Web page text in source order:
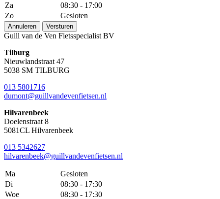
Za
08:30 - 17:00
Zo
Gesloten
Annuleren Versturen
Guill van de Ven Fietsspecialist BV
Tilburg
Nieuwlandstraat 47
5038 SM TILBURG
013 5801716
dumont@guillvandevenfietsen.nl
Hilvarenbeek
Doelenstraat 8
5081CL Hilvarenbeek
013 5342627
hilvarenbeek@guillvandevenfietsen.nl
Ma
Gesloten
Di
08:30 - 17:30
Woe
08:30 - 17:30